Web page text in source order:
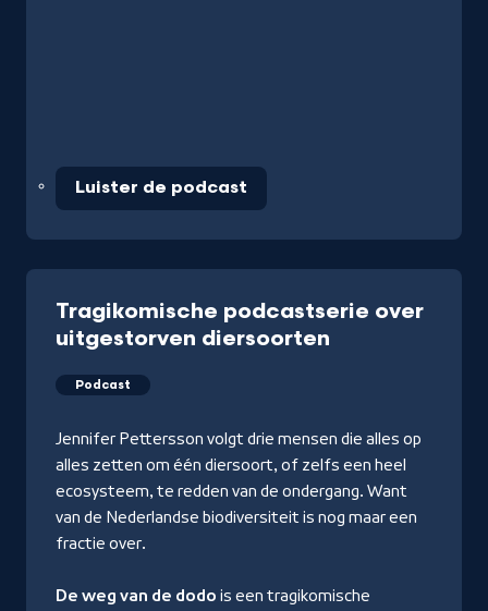
Luister de podcast
Tragikomische podcastserie over
uitgestorven diersoorten
Podcast
Jennifer Pettersson volgt drie mensen die alles op
alles zetten om één diersoort, of zelfs een heel
ecosysteem, te redden van de ondergang. Want
van de Nederlandse biodiversiteit is nog maar een
fractie over.
De weg van de dodo is een tragikomische